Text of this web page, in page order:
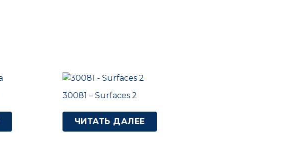
30081 – Surfaces 2
ЧИТАТЬ ДАЛЕЕ